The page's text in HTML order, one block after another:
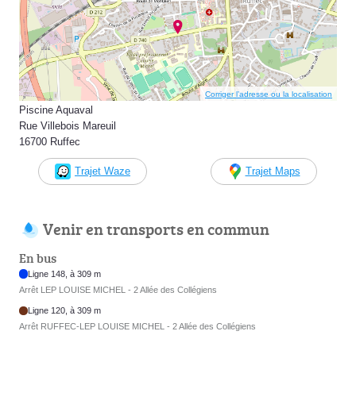
Corriger l’adresse ou la localisation
Piscine Aquaval
Rue Villebois Mareuil
16700 Ruffec
Trajet Waze Trajet Maps
Venir en transports en commun
En bus
Ligne 148, à 309 m
Arrêt LEP LOUISE MICHEL - 2 Allée des Collégiens
Ligne 120, à 309 m
Arrêt RUFFEC-LEP LOUISE MICHEL - 2 Allée des Collégiens